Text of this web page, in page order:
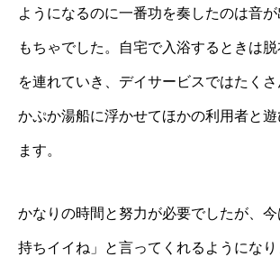
ようになるのに一番功を奏したのは音
もちゃでした。自宅で入浴するときは
を連れていき、デイサービスではたく
かぷか湯船に浮かせてほかの利用者と
ます。
かなりの時間と努力が必要でしたが、
持ちイイね」と言ってくれるようにな